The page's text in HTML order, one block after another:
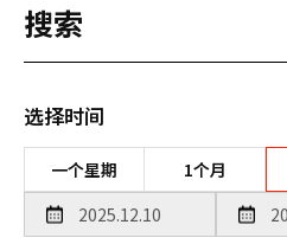
搜索
选择时间
一个星期 1个月